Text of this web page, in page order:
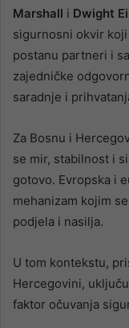
Marshall i Dwight
sigurnosni okvir
postanu partneri i
zajedničke
saradnje i
Za Bosnu i
se mir, stabilnost i
gotovo. Evropska i
mehanizam kojim
podjela i nasilja.
U tom kontekstu,
Hercegovini,
faktor očuvanja